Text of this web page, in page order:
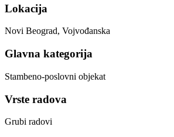
Lokacija
Novi Beograd, Vojvođanska
Glavna kategorija
Stambeno-poslovni objekat
Vrste radova
Grubi radovi